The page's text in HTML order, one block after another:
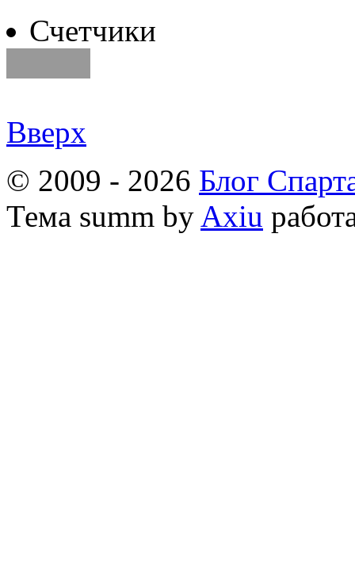
Счетчики
Вверх
© 2009 - 2026 Блог
Тема summ by Axiu